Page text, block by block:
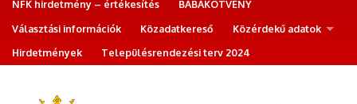
NFK hirdetmény – értékesítés
BABAKÖTVÉNY
Választási információk
Közadatkereső
Közérdekű adatok
Hirdetmények
Településrendezési terv 2024